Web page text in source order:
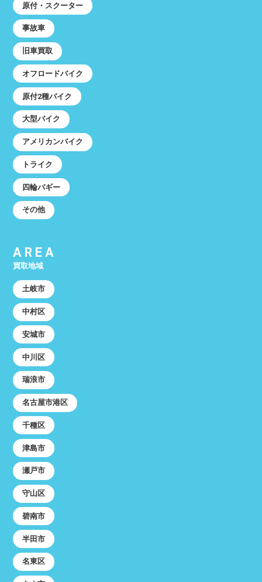
原付・スクーター
事故車
旧車買取
オフロードバイク
原付2種バイク
大型バイク
アメリカンバイク
トライク
四輪バギー
その他
AREA
買取地域
土岐市
中村区
安城市
中川区
瑞浪市
名古屋市港区
千種区
津島市
瀬戸市
守山区
碧南市
半田市
名東区